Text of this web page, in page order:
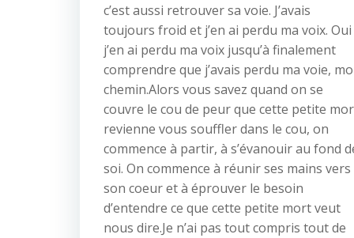
c’est aussi retrouver sa voie. J’avais
toujours froid et j’en ai perdu ma voix. Oui
j’en ai perdu ma voix jusqu’à finalement
comprendre que j’avais perdu ma voie,
chemin.Alors vous savez quand on se
couvre le cou de peur que cette petite
revienne vous souffler dans le cou, on
commence à partir, à s’évanouir au fond
soi. On commence à réunir ses mains vers
son coeur et à éprouver le besoin
d’entendre ce que cette petite mort veut
nous dire.Je n’ai pas tout compris tout de